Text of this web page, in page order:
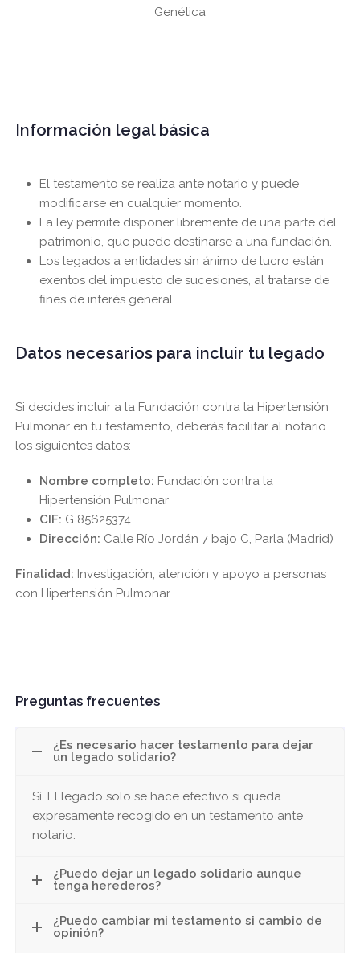
Genética
Información legal básica
El testamento se realiza ante notario y puede
modificarse en cualquier momento.
La ley permite disponer libremente de una parte del
patrimonio, que puede destinarse a una fundación.
Los legados a entidades sin ánimo de lucro están
exentos del impuesto de sucesiones, al tratarse de
fines de interés general.
Datos necesarios para incluir tu legado
Si decides incluir a la Fundación contra la Hipertensión
Pulmonar en tu testamento, deberás facilitar al notario
los siguientes datos:
Nombre completo: Fundación contra la
Hipertensión Pulmonar
CIF: G 85625374
Dirección: Calle Río Jordán 7 bajo C, Parla (Madrid)
Finalidad: Investigación, atención y apoyo a personas
con Hipertensión Pulmonar
Preguntas frecuentes
¿Es necesario hacer testamento para dejar
un legado solidario?
Sí. El legado solo se hace efectivo si queda
expresamente recogido en un testamento ante
notario.
¿Puedo dejar un legado solidario aunque
tenga herederos?
¿Puedo cambiar mi testamento si cambio de
opinión?